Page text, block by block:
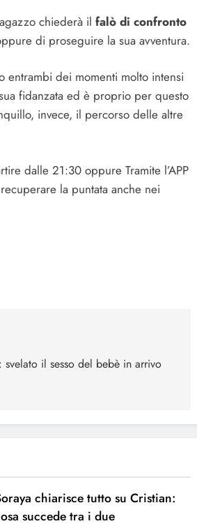
chiederà il falò di confronto
di proseguire la sua avventura.
entrambi dei momenti molto intensi
fidanzata ed è proprio per questo
invece, il percorso delle altre
dalle 21:30 oppure Tramite l’APP
la puntata anche nei
svelato il sesso del bebè in arrivo
chiarisce tutto su Cristian:
succede tra i due